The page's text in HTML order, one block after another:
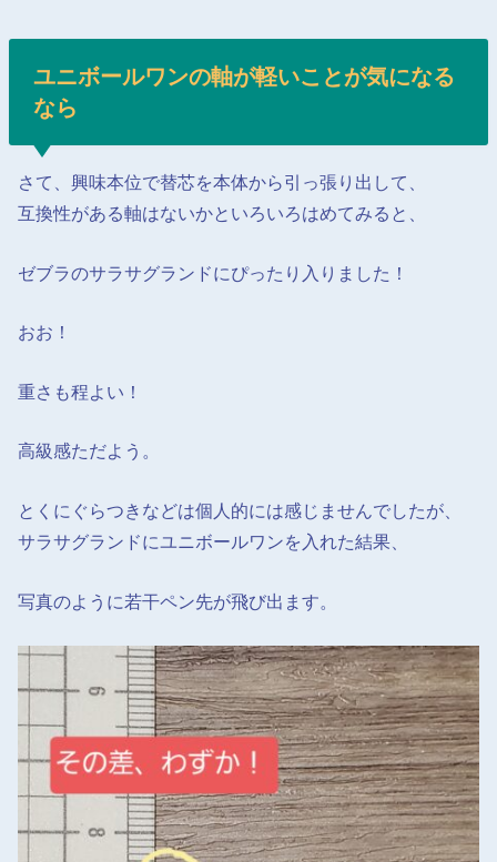
ユニボールワンの軸が軽いことが気になる
なら
さて、興味本位で替芯を本体から引っ張り出して、
互換性がある軸はないかといろいろはめてみると、
ゼブラのサラサグランドにぴったり入りました！
おお！
重さも程よい！
高級感ただよう。
とくにぐらつきなどは個人的には感じませんでしたが、
サラサグランドにユニボールワンを入れた結果、
写真のように若干ペン先が飛び出ます。